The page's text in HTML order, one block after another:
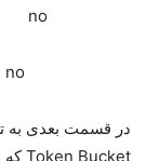
no